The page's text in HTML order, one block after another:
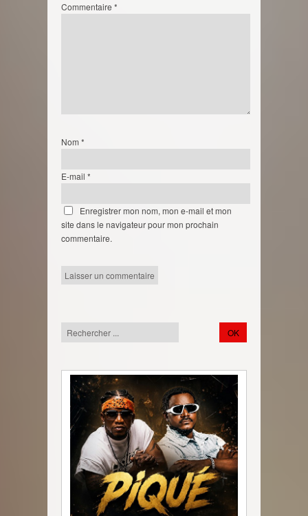
Commentaire *
Nom *
E-mail *
Enregistrer mon nom, mon e-mail et mon
site dans le navigateur pour mon prochain
commentaire.